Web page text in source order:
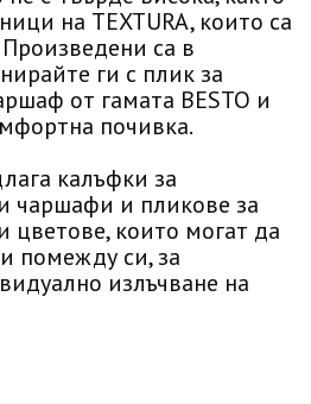
на TEXTURA, които са
са в
ги с плик за
от гамата BESTO и
почивка.
калъфки за
чаршафи и пликове за
цветове, които могат да
помежду си, за
излъчване на